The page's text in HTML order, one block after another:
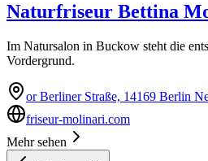
Naturfriseur Bettina
Im Natursalon in Buckow steht die
Vordergrund.
or Berliner Straße, 14169 Berlin
friseur-molinari.com
Mehr sehen